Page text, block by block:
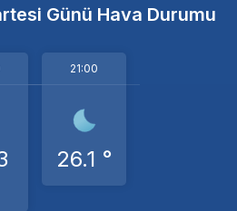
Günü Hava Durumu
21:00
26.1 °